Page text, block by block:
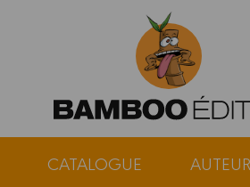
CATALOGUE